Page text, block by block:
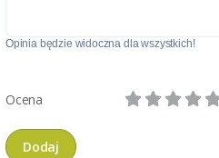
Opinia będzie widoczna dla wszystkich!
Ocena